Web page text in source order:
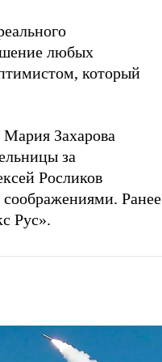
любых
который
Захарова
за
Росликов
Ранее
Рус».